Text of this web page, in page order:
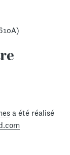
a été réalisé